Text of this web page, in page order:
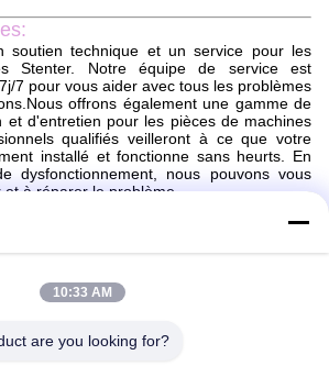
soutien technique et un service pour les
Stenter. Notre équipe de service est
7 pour vous aider avec tous les problèmes
offrons également une gamme de
et d'entretien pour les pièces de machines
qualifiés veilleront à ce que votre
installé et fonctionne sans heurts. En
dysfonctionnement, nous pouvons vous
à réparer le problème.
de pièces de stenter
à stenter seront emballées en toute
qu'elles arrivent en parfait état.Les pièces
ajouté pour éviter les dommagesUne
10:33 AM
are you looking for?